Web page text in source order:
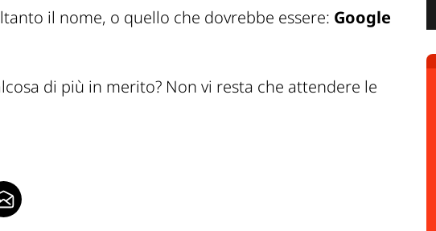
il nome, o quello che dovrebbe essere: Google
di più in merito? Non vi resta che attendere le